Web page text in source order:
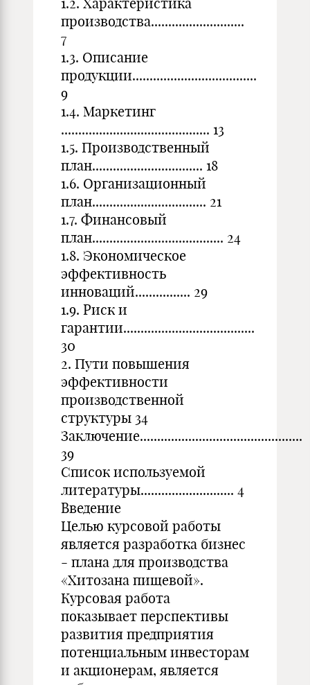
производства...........................
7
1.3. Описание
продукции....................................
9
1.4. Маркетинг
........................................... 13
1.5. Производственный
план................................ 18
1.6. Организационный
план................................. 21
1.7. Финансовый
план...................................... 24
1.8. Экономическое
эффективность
инноваций................ 29
1.9. Риск и
гарантии......................................
30
2. Пути повышения
эффективности
производственной
структуры 34
Заключение...............................................
39
Список используемой
литературы........................... 4
Введение
Целью курсовой работы
является разработка бизнес
- плана для производства
«Хитозана пищевой».
Курсовая работа
показывает перспективы
развития предприятия
потенциальным инвесторам
и акционерам, является